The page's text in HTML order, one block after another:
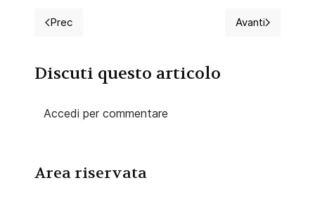
Articolo precedente: 2026 Concorso per 3 OSS,
Prec Articolo
Avanti
Discuti questo articolo
Accedi per commentare
Area riservata